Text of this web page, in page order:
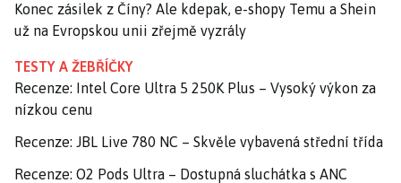
Konec zásilek z Číny? Ale kdepak, e-shopy Temu a Shein
už na Evropskou unii zřejmě vyzrály
TESTY A ŽEBŘÍČKY
Recenze: Intel Core Ultra 5 250K Plus – Vysoký výkon za
nízkou cenu
Recenze: JBL Live 780 NC – Skvěle vybavená střední třída
Recenze: O2 Pods Ultra – Dostupná sluchátka s ANC